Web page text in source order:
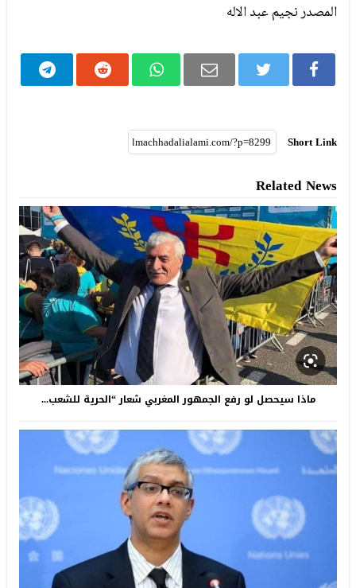
المصدر نجيم عبد الاله
Short Link
Related News
ماذا سيحصل لو رفع الجمهور المغربي شعار “الحرية للشعب...